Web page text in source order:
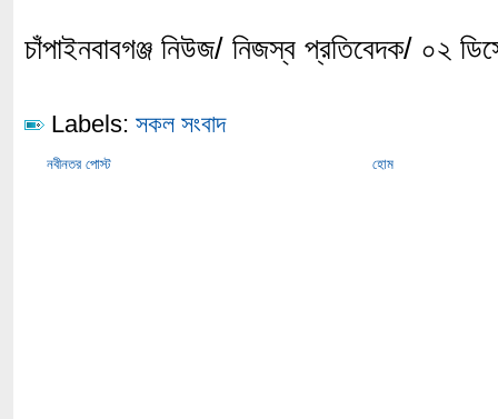
চাঁপাইনবাবগঞ্জ নিউজ/ নিজস্ব প্রতিবেদক/ ০২
Labels: সকল সংবাদ
নবীনতর পোস্ট হোম